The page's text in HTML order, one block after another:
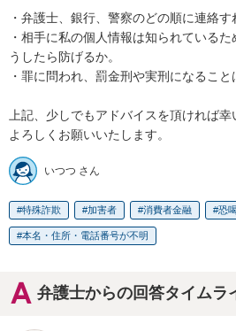
・弁護士、銀行、警察のどの順に連絡す
・相手に私の個人情報は知られている
うしたら防げるか。
・罪に問われ、罰金刑や実刑になること
上記、少しでもアドバイスを頂ければ幸
よろしくお願いいたします。
いつつ さん
特殊詐欺 加害者 消費者金融 恐
本名・住所・電話番号が不明
弁護士からの回答タイムラ